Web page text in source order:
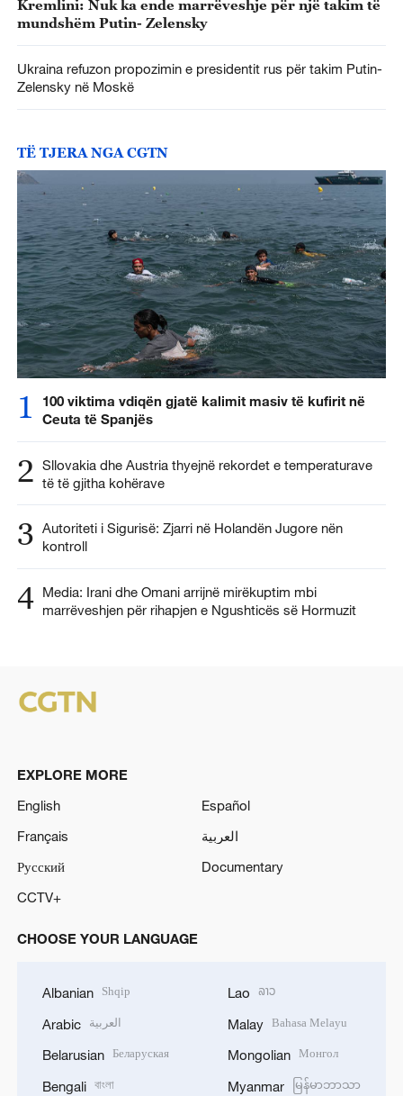
Kremlini: Nuk ka ende marrëveshje për një takim të
mundshëm Putin- Zelensky
Ukraina refuzon propozimin e presidentit rus për takim Putin-
Zelensky në Moskë
TË TJERA NGA CGTN
1
100 viktima vdiqën gjatë kalimit masiv të kufirit në
Ceuta të Spanjës
2 Sllovakia dhe Austria thyejnë rekordet e temperaturave
të të gjitha kohërave
3 Autoriteti i Sigurisë: Zjarri në Holandën Jugore nën
kontroll
4 Media: Irani dhe Omani arrijnë mirëkuptim mbi
marrëveshjen për rihapjen e Ngushticës së Hormuzit
EXPLORE MORE
English
Español
Français
العربية
Русский
Documentary
CCTV+
CHOOSE YOUR LANGUAGE
Albanian Shqip
Arabic العربية
Belarusian Беларуская
Bengali বাংলা
Lao ລາວ
Malay Bahasa Melayu
Mongolian Монгол
Myanmar မြန်မာဘာသာ